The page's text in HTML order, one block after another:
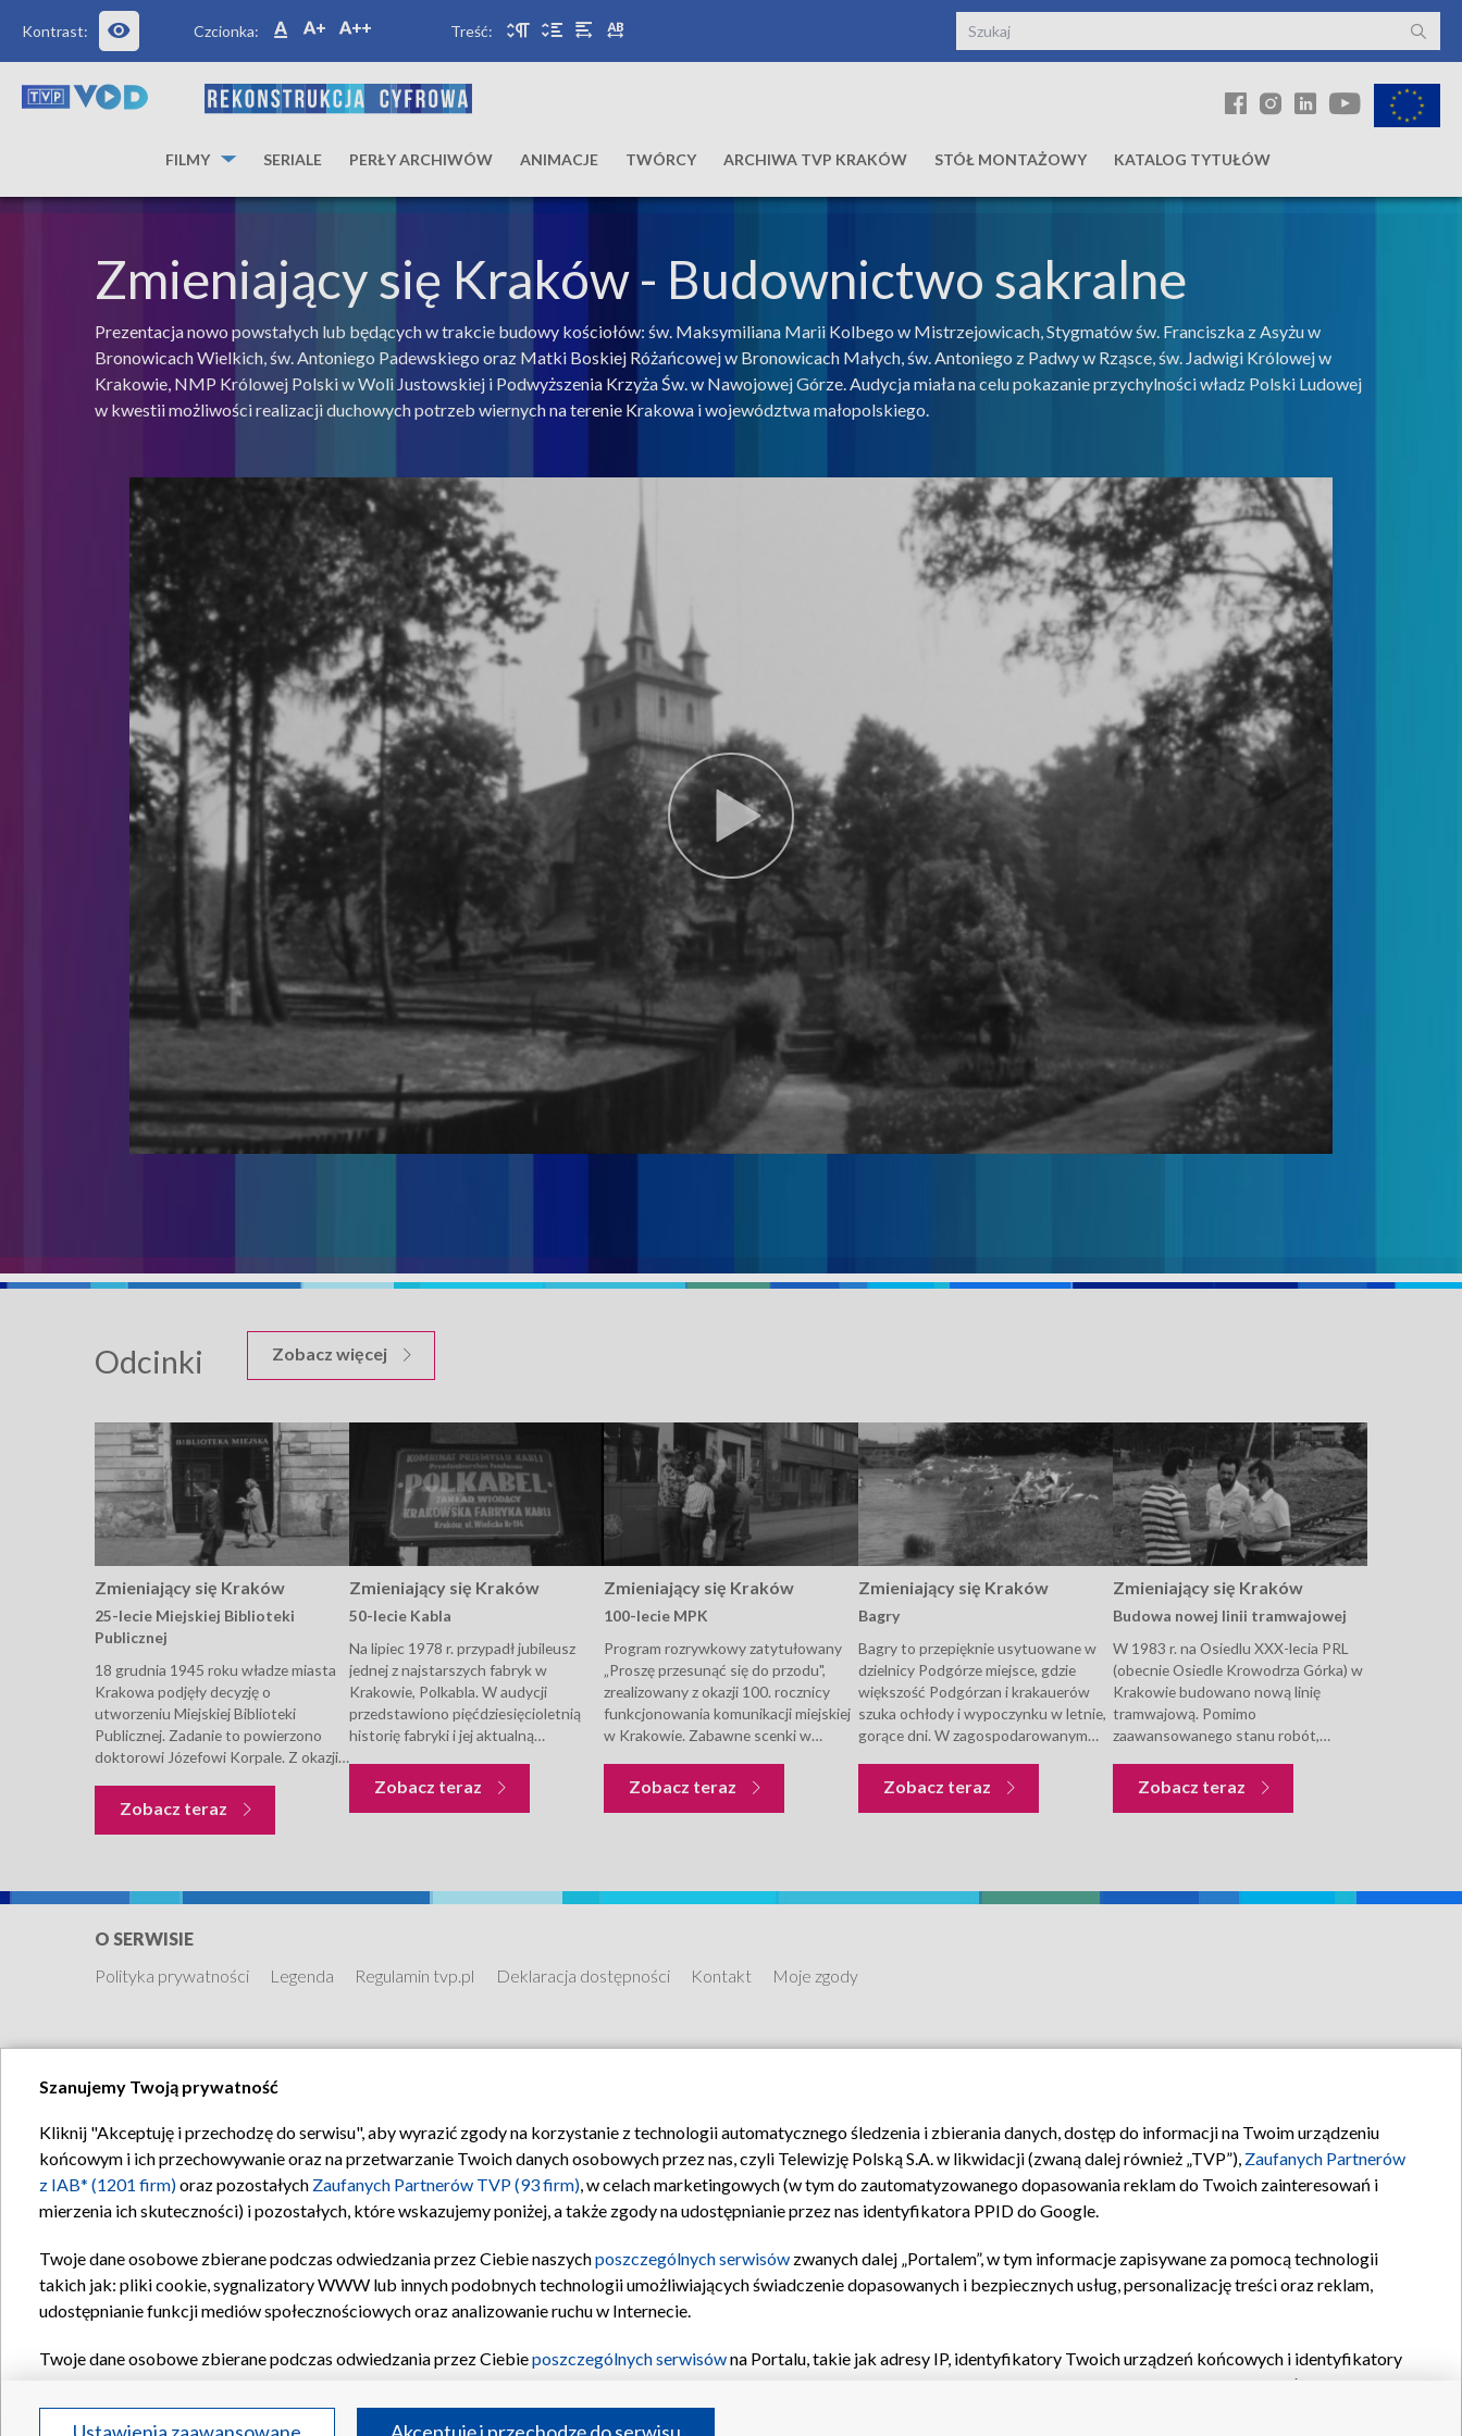
Kontrast: Czcionka: Treść:
FILMY SERIALE PERŁY ARCHIWÓW ANIMACJE TWÓRCY ARCHIWA TVP KRAKÓW STÓŁ MONTAŻOWY KATALOG TYTUŁÓW
Zmieniający się Kraków- Budownictwo sakralne
Prezentacja nowo powstałych lub będących w trakcie budowy kościołów: św. Maksymiliana Marii Kolbego w Mistrzejowicach, Stygmatów św. Franciszka z Asyżu w
Bronowicach Wielkich, św. Antoniego Padewskiego oraz Matki Boskiej Różańcowej w Bronowicach Małych, św. Antoniego z Padwy w Rząsce, św. Jadwigi Królowej w
Krakowie, NMP Królowej Polski w Woli Justowskiej i Podwyższenia Krzyża Św. w Nawojowej Górze. Audycja miała na celu pokazanie przychylności władz Polski Ludowej
w kwestii możliwości realizacji duchowych potrzeb wiernych na terenie Krakowa i województwa małopolskiego.
Odcinki Zobacz więcej odcinków Zmieniający się Kraków
Zmieniający się Kraków
25-lecie Miejskiej Biblioteki
Publicznej
18 grudnia 1945 roku władze miasta
Krakowa podjęły decyzję o
utworzeniu Miejskiej Biblioteki
Publicznej. Zadanie to powierzono
doktorowi Józefowi Korpale. Z okazji
felietonu przedstawia profil
działalności instytucji oraz
Zobacz teraz Zmieniający się Kraków
Zmieniający się Kraków
50-lecie Kabla
Na lipiec 1978 r. przypadł jubileusz
jednej z najstarszych fabryk w
Krakowie, Polkabla. W audycji
przedstawiono pięćdziesięcioletnią
historię fabryki i jej aktualną
swój zawodowy życiorys pracownicy;
jeden z najstarszych Stanisław Bilski,
Zobacz teraz Zmieniający się Kraków
Zmieniający się Kraków
100-lecie MPK
Program rozrywkowy zatytułowany
„Proszę przesunąć się do przodu",
zrealizowany z okazji 100. rocznicy
funkcjonowania komunikacji miejskiej
w Krakowie. Zabawne scenki w
aktorów Tadeusza Kwinty i Jana
Prochyry z wykorzystaniem tramwaju
Zobacz teraz Zmieniający się Kraków
Zmieniający się Kraków
Bagry
Bagry to przepięknie usytuowane w
dzielnicy Podgórze miejsce, gdzie
większość Podgórzan i krakauerów
szuka ochłody i wypoczynku w letnie,
gorące dni. W zagospodarowanym
żeglarstwo, surfing, zażywać kąpieli
Zobacz teraz Zmieniający się Kraków
Zmieniający się Kraków
Budowa nowej linii tramwajowej
W 1983 r. na Osiedlu XXX-lecia PRL
(obecnie Osiedle Krowodrza Górka) w
Krakowie budowano nową linię
tramwajową. Pomimo
zaawansowanego stanu robót,
podstacji, prace zostały wstrzymane
ze względu na brak kabla potrzebnego
Zobacz teraz Zmieniający się Kraków
O SERWISIE
Polityka prywatności
Legenda Regulamin tvp.pl Deklaracja dostępności Kontakt Moje zgody
Szanujemy Twoją prywatność
Kliknij "Akceptuję i przechodzę do serwisu", aby wyrazić zgody na korzystanie z technologii automatycznego śledzenia i zbierania danych, dostęp do informacji na Twoim urządzeniu
końcowym i ich przechowywanie oraz na przetwarzanie Twoich danych osobowych przez nas, czyli Telewizję Polską S.A. w likwidacji (zwaną dalej również „TVP”), Zaufanych Partnerów
z IAB* (1201 firm)oraz pozostałych Zaufanych Partnerów TVP (93 firm), w celach marketingowych (w tym do zautomatyzowanego dopasowania reklam do Twoich zainteresowań i
mierzenia ich skuteczności) i pozostałych, które wskazujemy poniżej, a także zgody na udostępnianie przez nas identyfikatora PPID do Google.
Twoje dane osobowe zbierane podczas odwiedzania przez Ciebie naszychposzczególnych serwisów zwanych dalej „Portalem”, w tym informacje zapisywane za pomocą technologii
takich jak: pliki cookie, sygnalizatory WWW lub innych podobnych technologii umożliwiających świadczenie dopasowanych i bezpiecznych usług, personalizację treści oraz reklam,
udostępnianie funkcji mediów społecznościowych oraz analizowanie ruchu w Internecie.
Twoje dane osobowe zbierane podczas odwiedzania przez Ciebieposzczególnych serwisówna Portalu, takie jak adresy IP, identyfikatory Twoich urządzeń końcowych i identyfikatory
oraz pozostałych
Partnerów TVPdla realizacji następujących celów i funkcji: przechowywania informacji na urządzeniu lub dostęp do nich, wyboru podstawowych reklam, wyboru spersonalizowanych